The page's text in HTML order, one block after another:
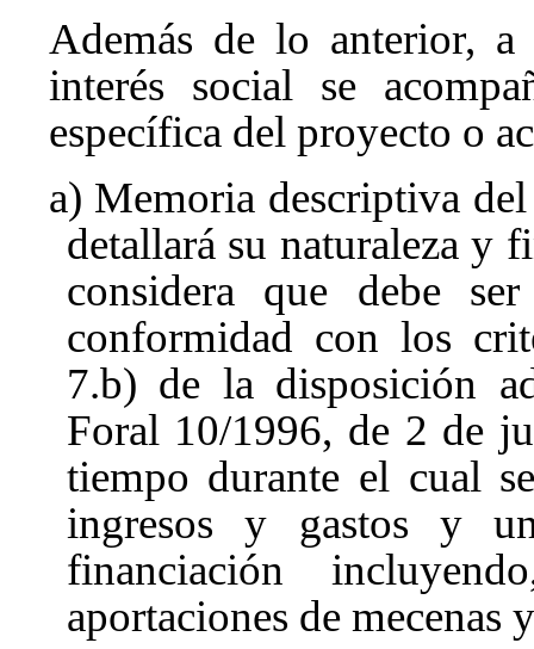
Además de lo anterior, a
interés social se
específica del proyecto o
a) Memoria descriptiva
detallará su naturaleza y
considera que debe
conformidad con los
7.b) de la disposición
Foral 10/1996, de 2 de
tiempo durante el cual
ingresos y gastos y
financiación
aportaciones de mecenas